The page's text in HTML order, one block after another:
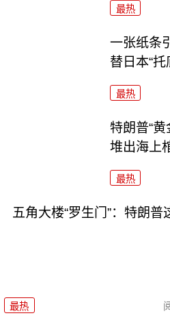
最热
一张纸条
替日本“托
最热
特朗普“
堆出海上
最热
五角大楼“罗生门”：特朗
最热